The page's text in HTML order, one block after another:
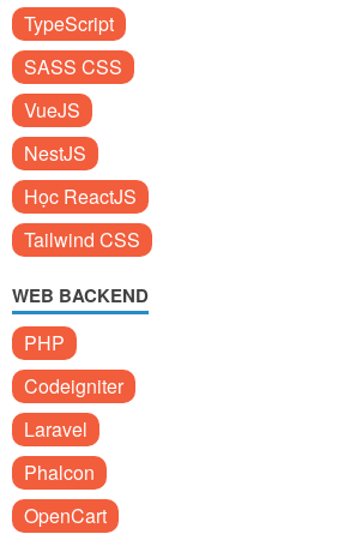
TypeScript
SASS CSS
VueJS
NestJS
Học ReactJS
Tailwind CSS
WEB BACKEND
PHP
Codeigniter
Laravel
Phalcon
OpenCart